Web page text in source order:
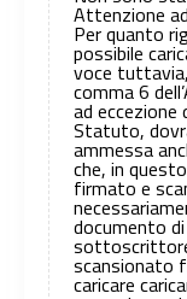
Attenzione
Per quanto
possibile
voce
comma 6
ad
Statuto,
ammessa
che, in
firmato e
documento
scansionato
caricare